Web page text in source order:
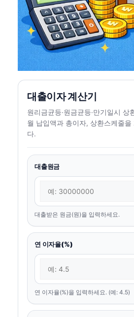
대출이자 계산기
원리금균등·원금균등·만기일시 상
월 납입액과 총이자, 상환스케줄을
다.
대출원금
대출받은 원금(원)을 입력하세요.
연 이자율(%)
연 이자율(%)을 입력하세요. (예: 4.5)